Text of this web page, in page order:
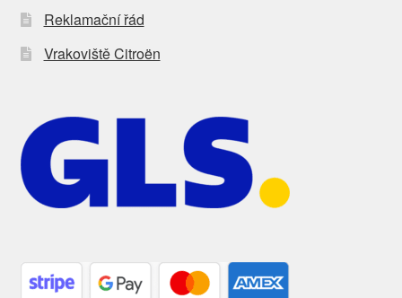
Reklamační řád
Vrakoviště Citroën